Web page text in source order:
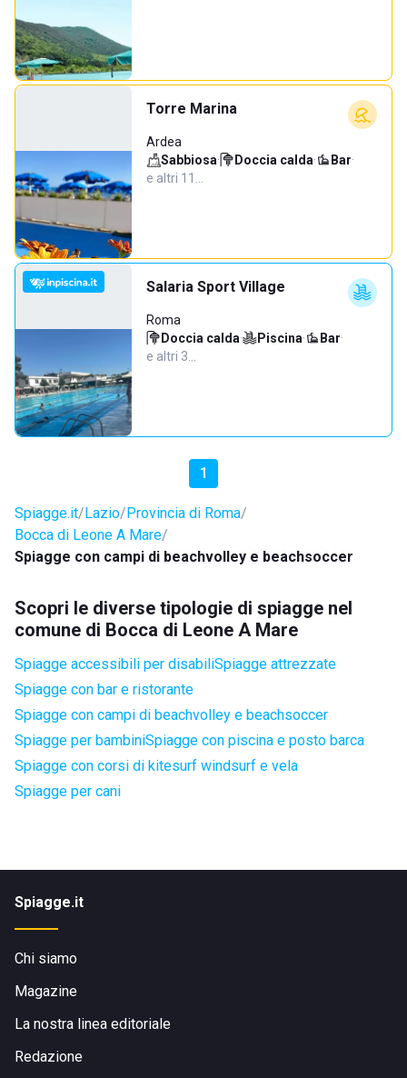
Torre Marina
Ardea
Sabbiosa· Doccia calda· Bar·
e altri 11…
Salaria Sport Village
Roma
Doccia calda· Piscina· Bar·
e altri 3…
1
Spiagge.it Lazio Provincia di Roma
Bocca di Leone A Mare
Spiagge con campi di beachvolley e beachsoccer
Scopri le diverse tipologie di spiagge nel
comune di Bocca di Leone A Mare
Spiagge accessibili per disabiliSpiagge attrezzate
Spiagge con bar e ristorante
Spiagge con campi di beachvolley e beachsoccer
Spiagge per bambiniSpiagge con piscina e posto barca
Spiagge con corsi di kitesurf windsurf e vela
Spiagge per cani
Spiagge.it
Chi siamo
Magazine
La nostra linea editoriale
Redazione